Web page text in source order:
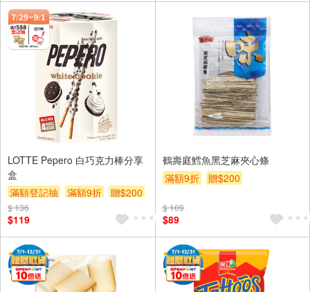
LOTTE Pepero 白巧克力棒分享
盒
滿額登記抽
滿額9折 贈$200
$ 136
$119
鶴壽庭鱈魚黑芝麻夾心條
滿額9折
贈$200
$ 109
$89